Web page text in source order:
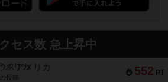
セス数 急上昇中
552 PT
スアメリカ
投稿